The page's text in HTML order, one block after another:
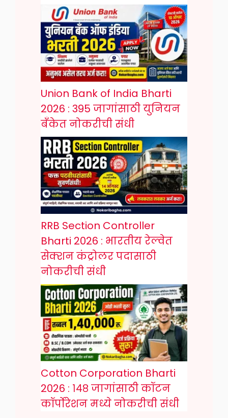
Union Bank of India Bharti
2026 : 395 जागांसाठी युनियन
बँकेत नोकरीची संधी
RRB Section Controller
Bharti 2026 : भारतीय रेल्वेत
सेक्शन कंट्रोलर पदासाठी
नोकरीची संधी
Cotton Corporation Bharti
2026 : १४८ जागांसाठी कॉटन
कॉर्पोरेशन मध्ये नोकरीची संधी